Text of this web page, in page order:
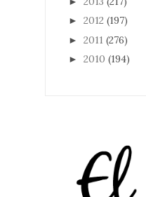
► 2012 (197)
► 2011 (276)
► 2010 (194)